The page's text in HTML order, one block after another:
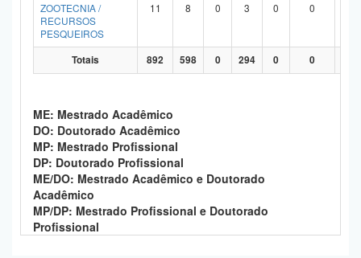
ZOOTECNIA /
RECURSOS
PESQUEIROS
11 8 0 3 0 0
Totais 892 598 0 294 0 0
ME: Mestrado Acadêmico
DO: Doutorado Acadêmico
MP: Mestrado Profissional
DP: Doutorado Profissional
ME/DO: Mestrado Acadêmico e Doutorado
Acadêmico
MP/DP: Mestrado Profissional e Doutorado
Profissional